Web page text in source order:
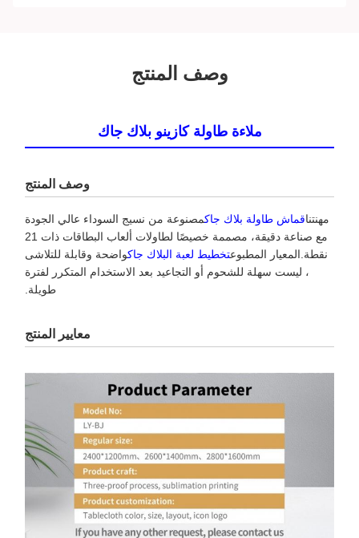
وصف المنتج
ملاءة طاولة كازينو بلاك جاك
وصف المنتج
مهنتناقماش طاولة بلاك جاكمصنوعة من نسيج السوداء عالي الجودة
مع صناعة دقيقة، مصممة خصيصًا لطاولات ألعاب البطاقات ذات 21
نقطة.المعيار المطبوعتخطيط لعبة البلاك جاكواضحة وقابلة للتلاشى
، ليست سهلة للشحوم أو التجاعيد بعد الاستخدام المتكرر لفترة
طويلة.
معايير المنتج